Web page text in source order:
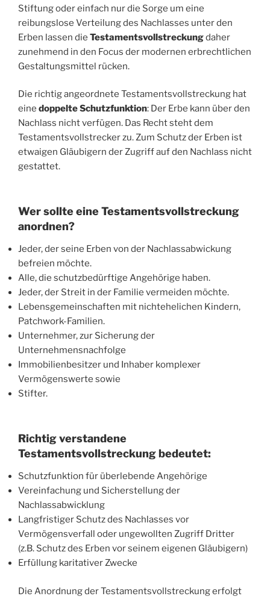
Stiftung oder einfach nur die Sorge um eine
reibungslose Verteilung des Nachlasses unter den
Erben lassen die Testamentsvollstreckungdaher
zunehmend in den Focus der modernen erbrechtlichen
Gestaltungsmittel rücken.
Die richtig angeordnete Testamentsvollstreckung hat
eine doppelte Schutzfunktion: Der Erbe kann über den
Nachlass nicht verfügen. Das Recht steht dem
Testamentsvollstrecker zu. Zum Schutz der Erben ist
etwaigen Gläubigern der Zugriff auf den Nachlass nicht
gestattet.
Wer sollte eine Testamentsvollstreckung
anordnen?
Jeder, der seine Erben von der Nachlassabwickung
befreien möchte.
Alle, die schutzbedürftige Angehörige haben.
Jeder, der Streit in der Familie vermeiden möchte.
Lebensgemeinschaften mit nichtehelichen Kindern,
Patchwork-Familien.
Unternehmer, zur Sicherung der
Unternehmensnachfolge
Immobilienbesitzer und Inhaber komplexer
Vermögenswerte sowie
Stifter.
Richtig verstandene
Testamentsvollstreckung bedeutet:
Schutzfunktion für überlebende Angehörige
Vereinfachung und Sicherstellung der
Nachlassabwicklung
Langfristiger Schutz des Nachlasses vor
Vermögensverfall oder ungewollten Zugriff Dritter
(z.B. Schutz des Erben vor seinem eigenen Gläubigern)
Erfüllung karitativer Zwecke
Die Anordnung der Testamentsvollstreckung erfolgt